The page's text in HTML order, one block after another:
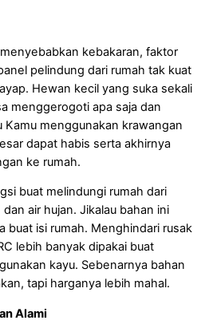
kebakaran, faktor
pelindung dari rumah tak kuat
Hewan kecil yang suka sekali
menggerogoti apa saja dan
Kamu menggunakan krawangan
dapat habis serta akhirnya
ke rumah.
buat melindungi rumah dari
air hujan. Jikalau bahan ini
buat isi rumah. Menghindari rusak
lebih banyak dipakai buat
kayu. Sebenarnya bahan
tapi harganya lebih mahal.
Alami